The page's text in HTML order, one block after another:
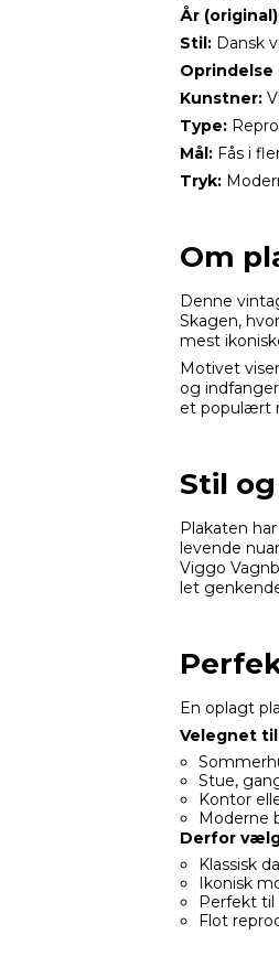
År
Stil:Dansk
Oprindelse
Kunstner:
Type:
Mål:Fås i
Tryk:
Om
Denne
Skagen,
mest
Motivet
og
et populært
Stil
Plakaten
levende
Viggo
let
En oplagt
Velegnet
Stue,
Kontor
Moderne
Derfor
Klassisk
Ikonisk
Perfekt
Flot